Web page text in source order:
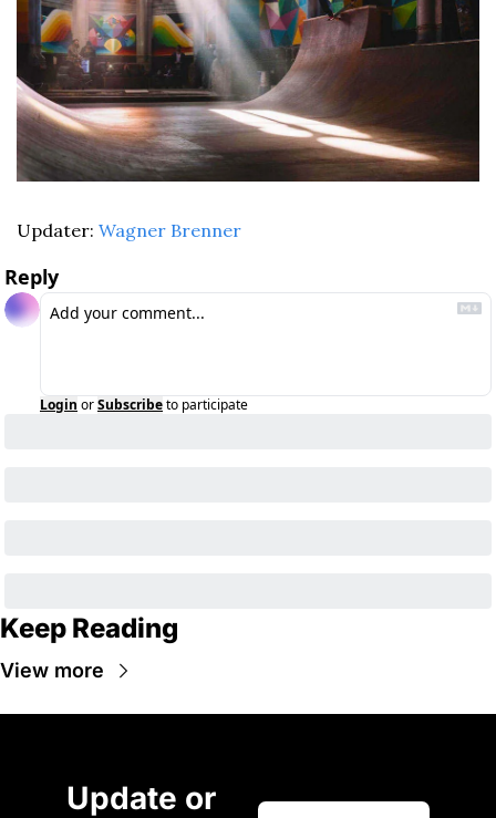
Updater: Wagner Brenner
Reply
Login orSubscribeto participate
Keep Reading
View more
Update or